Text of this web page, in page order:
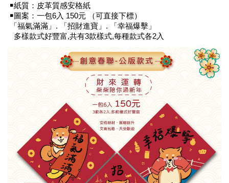
￭紙質：皮革質感安格紙
￭圖案：一包6入 150元
（可直接下標）
「福氣滿滿」 . 「招財進寶」 .
「幸福爆擊」
多樣款式好豐富,共有3款樣式,每種款式各2入